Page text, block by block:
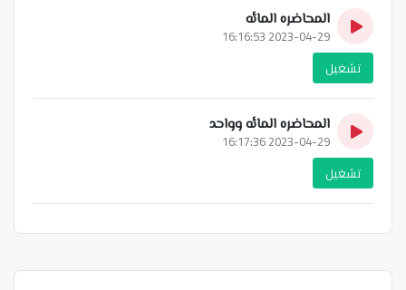
المحاضره المائه
2023-04-29 16:16:53
تشغيل
المحاضره المائه وواحد
2023-04-29 16:17:36
تشغيل